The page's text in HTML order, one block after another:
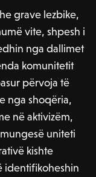
grave lezbike,
vite, shpesh i
nga dallimet
komunitetit
përvoja të
nga shoqëria,
në aktivizëm,
uniteti
kishte
identifikoheshin